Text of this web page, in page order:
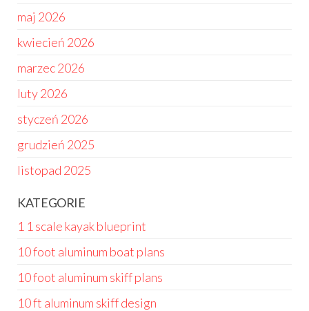
maj 2026
kwiecień 2026
marzec 2026
luty 2026
styczeń 2026
grudzień 2025
listopad 2025
KATEGORIE
1 1 scale kayak blueprint
10 foot aluminum boat plans
10 foot aluminum skiff plans
10 ft aluminum skiff design